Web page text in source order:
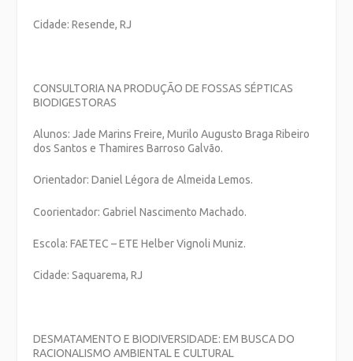
Cidade: Resende, RJ
CONSULTORIA NA PRODUÇÃO DE FOSSAS SÉPTICAS
BIODIGESTORAS
Alunos: Jade Marins Freire, Murilo Augusto Braga Ribeiro
dos Santos e Thamires Barroso Galvão.
Orientador: Daniel Légora de Almeida Lemos.
Coorientador: Gabriel Nascimento Machado.
Escola: FAETEC – ETE Helber Vignoli Muniz.
Cidade: Saquarema, RJ
DESMATAMENTO E BIODIVERSIDADE: EM BUSCA DO
RACIONALISMO AMBIENTAL E CULTURAL